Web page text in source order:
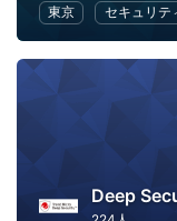
東京
セキュリテ
Deep